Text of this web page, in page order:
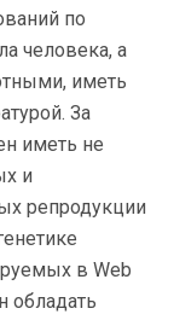
по
человека, а
иметь
За
иметь не
и
репродукции
в Web
обладать